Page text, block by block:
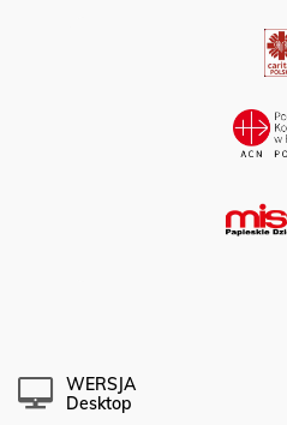
WERSJA
Desktop